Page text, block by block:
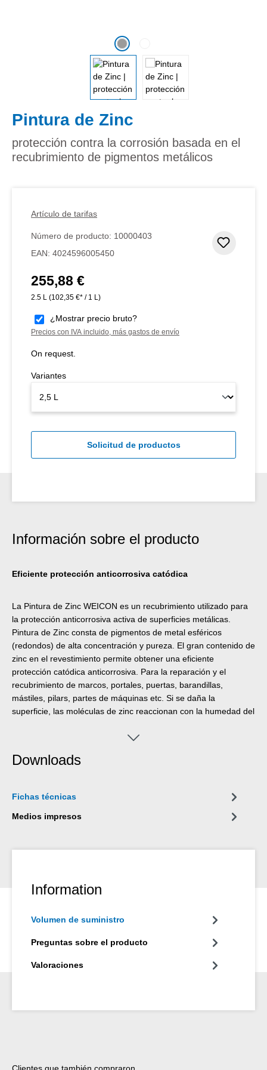
Pintura de Zinc
protección contra la corrosión basada en el
recubrimiento de pigmentos metálicos
Artículo de tarifas
Número de producto: 10000403
EAN: 4024596005450
Precio normal:
255,88 €
2.5 L (102,35 €* / 1 L)
¿Mostrar precio bruto?
Precios con IVA incluido, más gastos de envío
On request.
Variantes
Solicitud de productos
Información sobre el producto
Eficiente protección anticorrosiva catódica
La Pintura de Zinc WEICON es un recubrimiento utilizado para
la protección anticorrosiva activa de superficies metálicas.
Pintura de Zinc consta de pigmentos de metal esféricos
(redondos) de alta concentración y pureza. El gran contenido de
zinc en el revestimiento permite obtener una eficiente
protección catódica anticorrosiva. Para la reparación y el
recubrimiento de marcos, portales, puertas, barandillas,
mástiles, pilars, partes de máquinas etc. Si se daña la
superficie, las moléculas de zinc reaccionan con la humedad del
la corrosión el material dañado.
Downloads
Fichas técnicas
Medios impresos
Information
Volumen de suministro
Preguntas sobre el producto
Valoraciones
Omitir la galería de productos